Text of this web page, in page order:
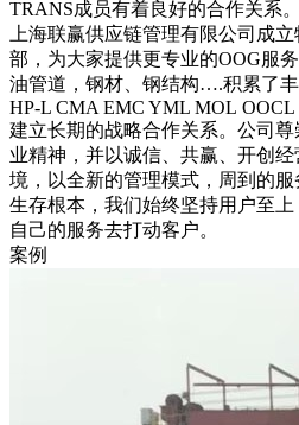
TRANS成员有着良好的合作关系
上海联赢供应链管理有限公司成
部，为大家提供更专业的OOG服
油管道，钢材、钢结构….积累了
HP-L CMA EMC YML MOL
建立长期的战略合作关系。公司
业精神，并以诚信、共赢、开创
境，以全新的管理模式，周到的
生存根本，我们始终坚持用户至
自己的服务去打动客户。
案例